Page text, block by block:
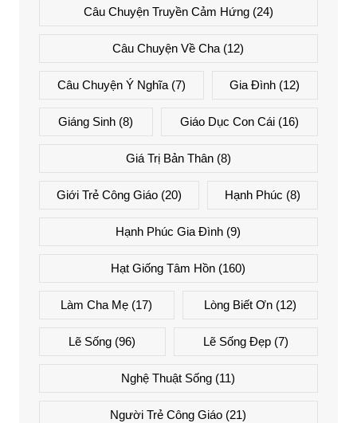
Câu Chuyện Truyền Cảm Hứng(24)
Câu Chuyện Về Cha (12)
Câu Chuyện Ý Nghĩa(7) Gia Đình (12)
Giáng Sinh (8) Giáo Dục Con Cái(16)
Giá Trị Bản Thân(8)
Giới Trẻ Công Giáo(20) Hạnh Phúc (8)
Hạnh Phúc Gia Đình (9)
Hạt Giống Tâm Hồn (160)
Làm Cha Mẹ (17) Lòng Biết Ơn(12)
Lẽ Sống (96) Lẽ Sống Đẹp(7)
Nghệ Thuật Sống (11)
Người Trẻ Công Giáo (21)